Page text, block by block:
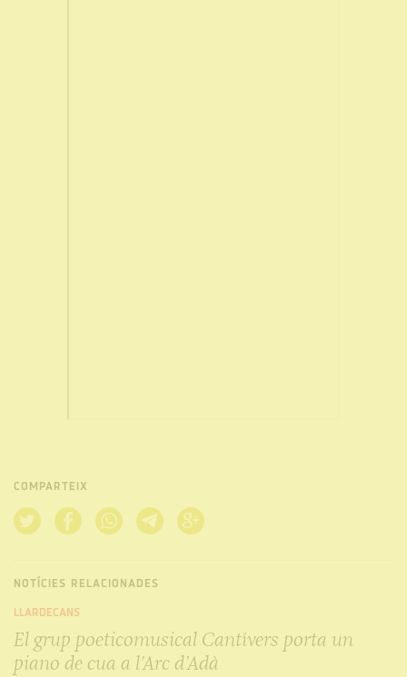
COMPARTEIX
NOTÍCIES RELACIONADES
LLARDECANS
El grup poeticomusical Cantívers porta un
piano de cua a l’Arc d’Adà